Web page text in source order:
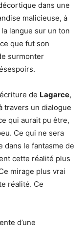
dans une
malicieuse, à
la langue sur un ton
que fut son
surmonter
de Lagarce,
travers un dialogue
qui aurait pu être,
Ce qui ne sera
dans le fantasme de
cette réalité plus
mirage plus vrai
réalité. Ce
d’une